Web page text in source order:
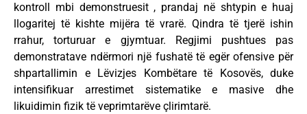
kontroll mbi demonstruesit , prandaj në shtypin e huaj
llogaritej të kishte mijëra të vrarë. Qindra të tjerë ishin
rrahur, torturuar e gjymtuar. Regjimi pushtues pas
demonstratave ndërmori një fushatë të egër ofensive për
shpartallimin e Lëvizjes Kombëtare të Kosovës, duke
intensifikuar arrestimet sistematike e masive dhe
likuidimin fizik të veprimtarëve çlirimtarë.